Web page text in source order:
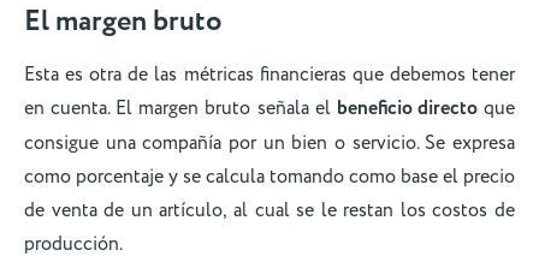
El margen bruto
Esta es otra de las métricas financieras que debemos tener
en cuenta. El margen bruto señala el beneficio directoque
consigue una compañía por un bien o servicio. Se expresa
como porcentaje y se calcula tomando como base el precio
de venta de un artículo, al cual se le restan los costos de
producción.